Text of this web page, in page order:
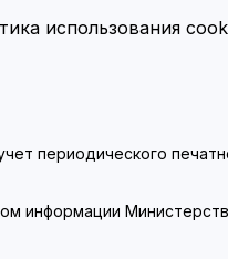
использования
периодического
информации